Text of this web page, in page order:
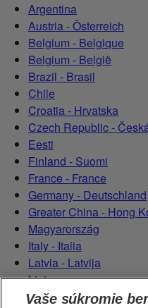
Argentina
Austria - Österreich
Belgium - Belgique
Belgium - België
Brazil - Brasil
Chile
Croatia - Hrvatska
Czech Republic -
Eesti
Finland - Suomi
France - France
Germany - Deutschland
Greater China - Hong
Magyarország
Italy - Italia
Latvia - Latvija
Lietuva
Netherlands -
Vaše súkromie